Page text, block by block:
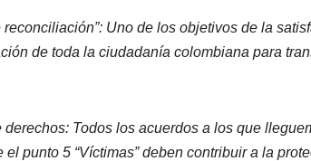
Uno de los objetivos de la
de toda la ciudadanía colombiana para
derechos: Todos los acuerdos a los que
el punto 5 “Víctimas” deben contribuir a la